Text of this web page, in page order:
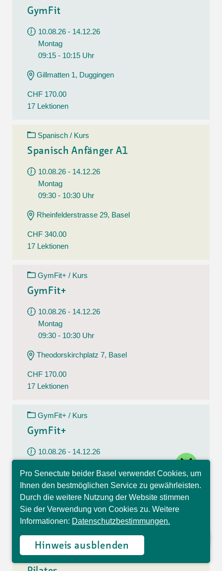
GymFit
10.08.26 - 14.12.26
Montag
09:15 - 10:15 Uhr
Gillmatten 1, Duggingen
CHF 170.00
17 Lektionen
Spanisch / Kurs
Spanisch Anfänger A1
10.08.26 - 14.12.26
Montag
09:30 - 10:30 Uhr
Rheinfelderstrasse 29, Basel
CHF 340.00
17 Lektionen
GymFit+ / Kurs
GymFit+
10.08.26 - 14.12.26
Montag
09:30 - 10:30 Uhr
Theodorskirchplatz 7, Basel
CHF 170.00
17 Lektionen
GymFit+ / Kurs
GymFit+
10.08.26 - 14.12.26
09:30 - 10:30 Uhr
Belchenstrasse 15, Basel
CHF 170.00
17 Lektionen
Pilates / Kurs
Pro Senectute beider Basel verwendet Cookies, um
Ihnen den bestmöglichen Service zu gewährleisten.
Durch die weitere Nutzung der Website stimmen
Sie der Verwendung von Cookies zu. Weitere
Informationen: Datenschutzbestimmungen.
Hinweis ausblenden
Hallo, ich bin Sophia und
beantworte gerne Ihre
Fragen.
close